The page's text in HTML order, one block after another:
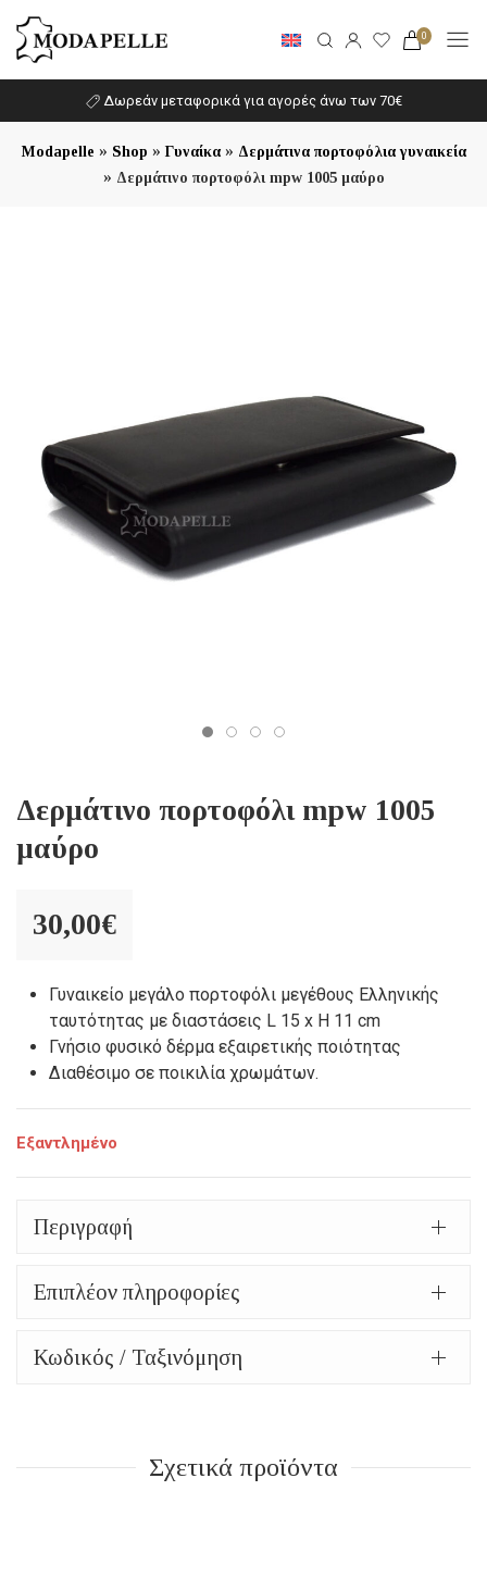
0
Δωρεάν μεταφορικά για αγορές άνω των 70€
Modapelle » Shop » Γυναίκα» Δερμάτινα πορτοφόλια γυναικεία
» Δερμάτινο πορτοφόλι mpw 1005 μαύρο
Δερμάτινο πορτοφόλι mpw 1005
μαύρο
30,00€
Γυναικείο μεγάλο πορτοφόλι μεγέθους Ελληνικής
ταυτότητας με διαστάσεις L 15 x H 11 cm
Γνήσιο φυσικό δέρμα εξαιρετικής ποιότητας
Διαθέσιμο σε ποικιλία χρωμάτων.
Εξαντλημένο
Περιγραφή
Επιπλέον πληροφορίες
Κωδικός / Ταξινόμηση
Σχετικά προϊόντα